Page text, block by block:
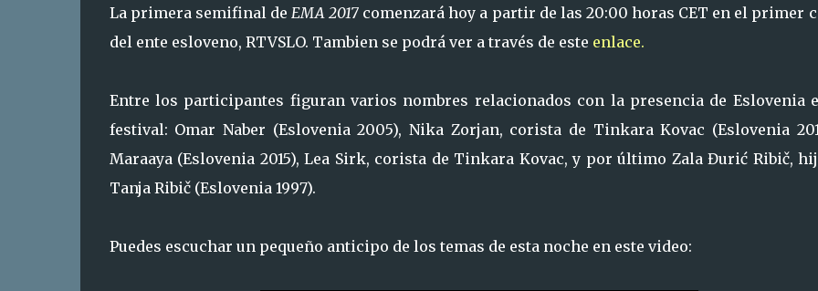
La primera semifinal de EMA 2017 comenzará hoy a partir de las 20:00 horas CET en el primer
del ente esloveno, RTVSLO. Tambien se podrá ver a través de este enlace.
Entre los participantes figuran varios nombres relacionados con la presencia de Eslovenia
festival: Omar Naber (Eslovenia 2005), Nika Zorjan, corista de Tinkara Kovac (Eslovenia
Maraaya (Eslovenia 2015), Lea Sirk, corista de Tinkara Kovac, y por último Zala Đurić Ribič,
Tanja Ribič (Eslovenia 1997).
Puedes escuchar un pequeño anticipo de los temas de esta noche en este video: